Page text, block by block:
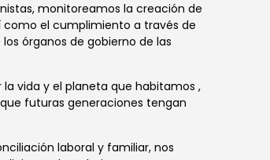
monitoreamos la creación de
como el cumplimiento a través de
órganos de gobierno de las
vida y el planeta que habitamos ,
futuras generaciones tengan
laboral y familiar, nos